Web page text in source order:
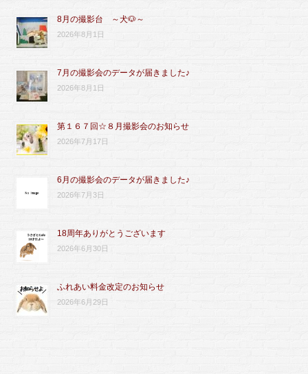
8月の撮影台 ～犬🐶～
2026年8月1日
7月の撮影会のデータが届きました♪
2026年8月1日
第１６７回☆８月撮影会のお知らせ
2026年7月17日
6月の撮影会のデータが届きました♪
2026年7月3日
18周年ありがとうございます
2026年6月30日
ふれあい料金改定のお知らせ
2026年6月29日